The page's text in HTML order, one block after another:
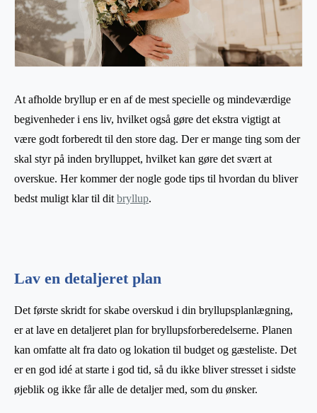
At afholde bryllup er en af de mest specielle og mindeværdige
begivenheder i ens liv, hvilket også gøre det ekstra vigtigt at
være godt forberedt til den store dag. Der er mange ting som der
skal styr på inden brylluppet, hvilket kan gøre det svært at
overskue. Her kommer der nogle gode tips til hvordan du bliver
bedst muligt klar til dit bryllup.
Lav en detaljeret plan
Det første skridt for skabe overskud i din bryllupsplanlægning,
er at lave en detaljeret plan for bryllupsforberedelserne. Planen
kan omfatte alt fra dato og lokation til budget og gæsteliste. Det
er en god idé at starte i god tid, så du ikke bliver stresset i sidste
øjeblik og ikke får alle de detaljer med, som du ønsker.